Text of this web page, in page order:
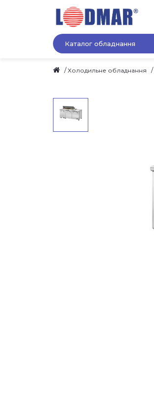
Каталог обладнання
Холодильне обладнання